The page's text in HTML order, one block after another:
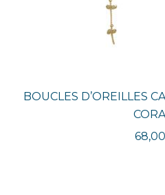
BOUCLES D’OREILLES
68,00